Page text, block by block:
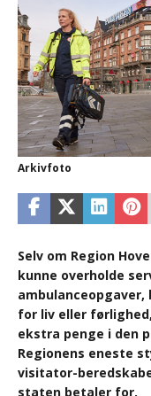
Arkivfoto
Selv om Region
kunne overholde
for liv eller
ekstra penge i den
Regionens eneste
visitator-
staten betaler for.